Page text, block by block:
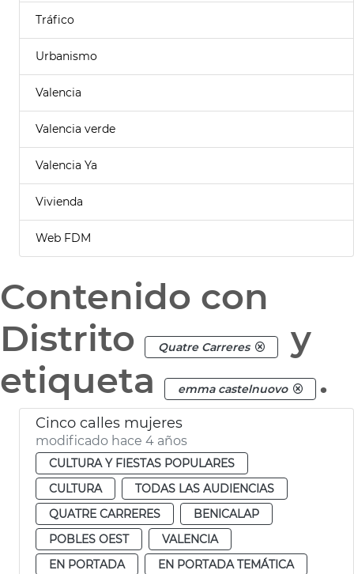
Tráfico
Urbanismo
Valencia
Valencia verde
Valencia Ya
Vivienda
Web FDM
Contenido con
Distrito
Quatre Carreres
y
etiqueta
emma castelnuovo .
Cinco calles mujeres
modificado hace 4 años
CULTURA Y FIESTAS POPULARES
CULTURA
TODAS LAS AUDIENCIAS
QUATRE CARRERES
BENICALAP
POBLES OEST
VALENCIA
EN PORTADA
EN PORTADA TEMÁTICA